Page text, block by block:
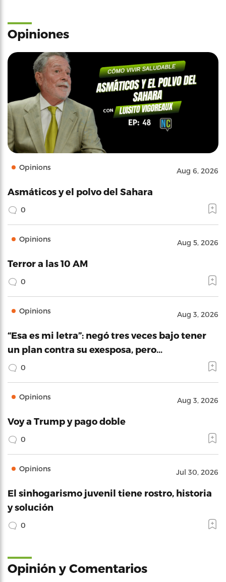
Opiniones
Opinions Aug 6, 2026
Asmáticos y el polvo del Sahara
0
Opinions Aug 5, 2026
Terror a las 10 AM
0
Opinions Aug 3, 2026
“Esa es mi letra”: negó tres veces bajo tener
un plan contra su exesposa, pero…
0
Opinions Aug 3, 2026
Voy a Trump y pago doble
0
Opinions Jul 30, 2026
El sinhogarismo juvenil tiene rostro, historia
y solución
0
Opinión y Comentarios